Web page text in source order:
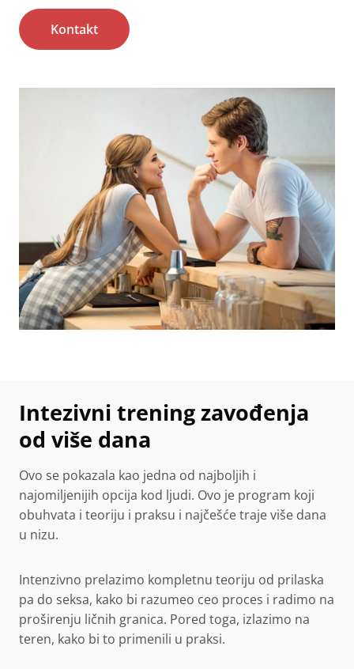
Kontakt
Intezivni trening zavođenja
od više dana
Ovo se pokazala kao jedna od najboljih i
najomiljenijih opcija kod ljudi. Ovo je program koji
obuhvata i teoriju i praksu i najčešće traje više dana
u nizu.
Intenzivno prelazimo kompletnu teoriju od prilaska
pa do seksa, kako bi razumeo ceo proces i radimo na
proširenju ličnih granica. Pored toga, izlazimo na
teren, kako bi to primenili u praksi.